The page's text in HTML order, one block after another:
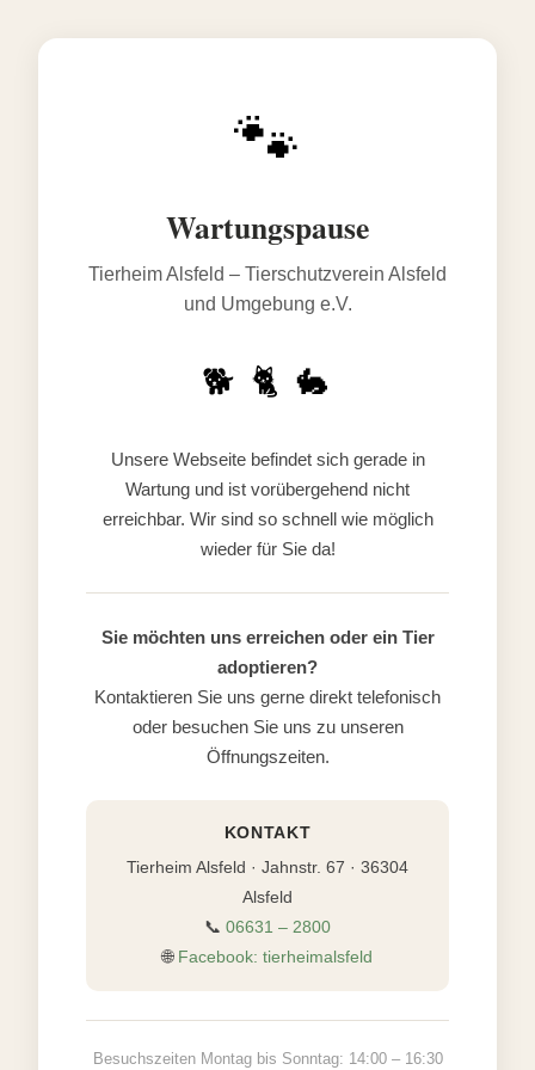
🐾
Wartungspause
Tierheim Alsfeld – Tierschutzverein Alsfeld
und Umgebung e.V.
🐕 🐈 🐇
Unsere Webseite befindet sich gerade in
Wartung und ist vorübergehend nicht
erreichbar. Wir sind so schnell wie möglich
wieder für Sie da!
Sie möchten uns erreichen oder ein Tier
adoptieren?
Kontaktieren Sie uns gerne direkt telefonisch
oder besuchen Sie uns zu unseren
Öffnungszeiten.
KONTAKT
Tierheim Alsfeld · Jahnstr. 67 · 36304
Alsfeld
📞 06631 – 2800
🌐 Facebook: tierheimalsfeld
Besuchszeiten Montag bis Sonntag: 14:00 – 16:30